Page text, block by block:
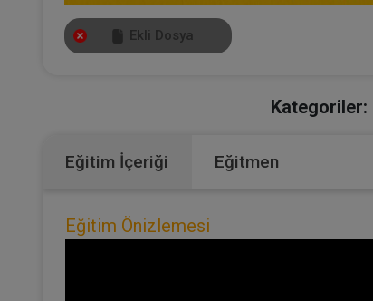
Ekli Dosya
Kategoriler:
Eğitim İçeriği Eğitmen
Eğitim Önizlemesi